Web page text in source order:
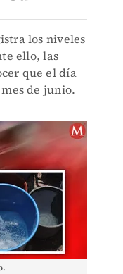
los niveles
ello, las
que el día
de junio.